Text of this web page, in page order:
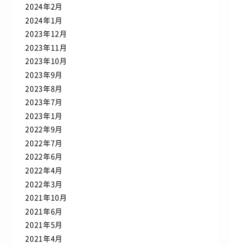
2024年2月
2024年1月
2023年12月
2023年11月
2023年10月
2023年9月
2023年8月
2023年7月
2023年1月
2022年9月
2022年7月
2022年6月
2022年4月
2022年3月
2021年10月
2021年6月
2021年5月
2021年4月